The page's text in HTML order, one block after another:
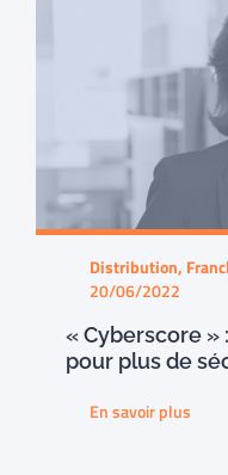
Distribution,
20/06/2022
« Cyberscore »
pour plus de
En savoir plus